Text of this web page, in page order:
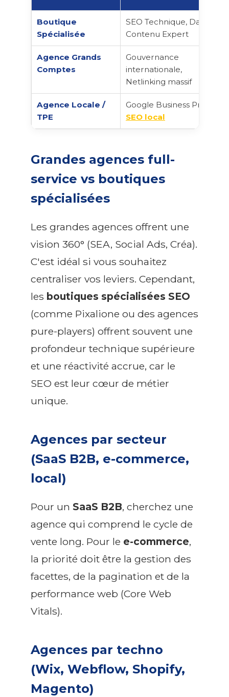
Boutique
Spécialisée
SEO Technique, Data,
Contenu Expert
Agence Grands
Comptes
Gouvernance
internationale,
Netlinking massif
Agence Locale /
TPE
Google Business Profile,
SEO local
Grandes agences full-
service vs boutiques
spécialisées
Les grandes agences offrent une
vision 360° (SEA, Social Ads, Créa).
C'est idéal si vous souhaitez
centraliser vos leviers. Cependant,
les boutiques spécialisées SEO
(comme Pixalione ou des agences
pure-players) offrent souvent une
profondeur technique supérieure
et une réactivité accrue, car le
SEO est leur cœur de métier
unique.
Agences par secteur
(SaaS B2B, e-commerce,
local)
Pour un SaaS B2B, cherchez une
agence qui comprend le cycle de
vente long. Pour le e-commerce,
la priorité doit être la gestion des
facettes, de la pagination et de la
performance web (Core Web
Vitals).
Agences par techno
(Wix, Webflow, Shopify,
Magento)